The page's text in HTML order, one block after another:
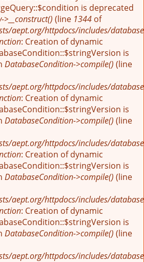
is deprecated
>__construct() (line 1344 of
aept.org/httpdocs/includes/
: Creation of dynamic
is
DatabaseCondition->compile() (line
aept.org/httpdocs/includes/
: Creation of dynamic
is
DatabaseCondition->compile() (line
aept.org/httpdocs/includes/
: Creation of dynamic
is
DatabaseCondition->compile() (line
aept.org/httpdocs/includes/
: Creation of dynamic
is
DatabaseCondition->compile() (line
aept.org/httpdocs/includes/